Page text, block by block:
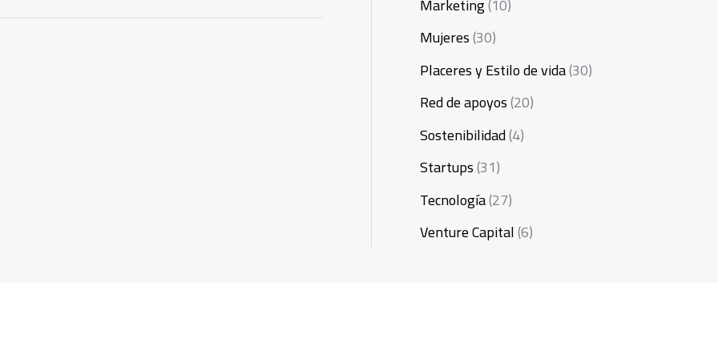
Mujeres(30)
Placeres y Estilo de vida(30)
Red de apoyos(20)
Sostenibilidad(4)
Startups(31)
Tecnología(27)
Venture Capital(6)